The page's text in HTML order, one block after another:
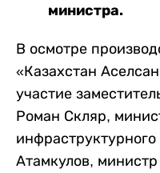
министра.
В осмотре
«Казахстан
участие
Роман Скляр,
Атамкулов,